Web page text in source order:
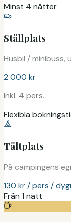
Minst 4 nätter
Ställplats
Husbil /
2 000 kr
Inkl. 4 pers.
Flexibla
Tältplats
På campingens
130 kr / pers /
Från 1 natt